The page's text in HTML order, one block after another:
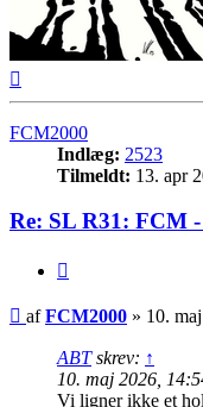
FCM2000
Indlæg: 2523
Tilmeldt: 13. apr
Re: SL R31: FCM
Indlæg
afFCM2000 » 10.
ABTskrev: ↑
10. maj 2026,
Vi ligner ikke et